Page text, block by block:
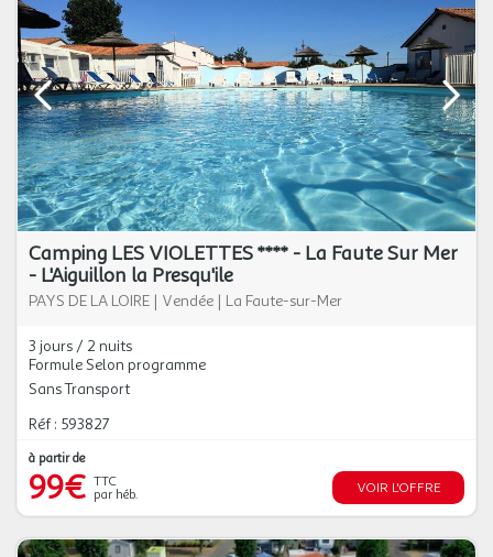
Camping LES VIOLETTES **** - La Faute Sur Mer
- L'Aiguillon la Presqu'ile
PAYS DE LA LOIRE | Vendée | La Faute-sur-Mer
3 jours / 2 nuits
Formule Selon programme
Sans Transport
Réf : 593827
à partir de
99€ TTC
par héb.
VOIR L'OFFRE